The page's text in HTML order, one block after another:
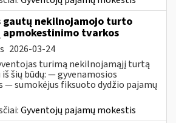
gautų nekilnojamojo turto
apmokestinimo tvarkos
2026-03-24
turimą nekilnojamąjį turtą
šių būdų: — gyvenamosios
— sumokėjus fiksuoto dydžio pajamų
Gyventojų pajamų mokestis